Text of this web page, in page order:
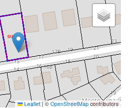
Leaflet |© OpenStreetMapcontributors